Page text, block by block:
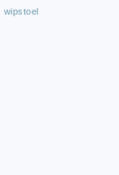
wipstoel